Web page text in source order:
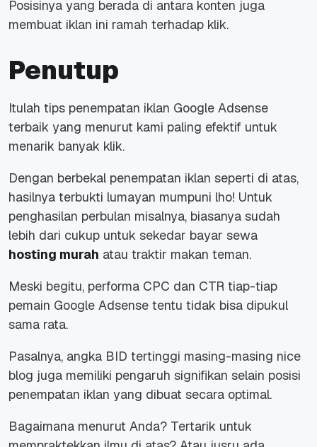
Posisinya yang berada di antara konten juga
membuat iklan ini ramah terhadap klik.
Penutup
Itulah tips penempatan iklan Google Adsense
terbaik yang menurut kami paling efektif untuk
menarik banyak klik.
Dengan berbekal penempatan iklan seperti di atas,
hasilnya terbukti lumayan mumpuni lho! Untuk
penghasilan perbulan misalnya, biasanya sudah
lebih dari cukup untuk sekedar bayar sewa
hosting murah atau traktir makan teman.
Meski begitu, performa CPC dan CTR tiap-tiap
pemain Google Adsense tentu tidak bisa dipukul
sama rata.
Pasalnya, angka BID tertinggi masing-masing nice
blog juga memiliki pengaruh signifikan selain posisi
penempatan iklan yang dibuat secara optimal.
Bagaimana menurut Anda? Tertarik untuk